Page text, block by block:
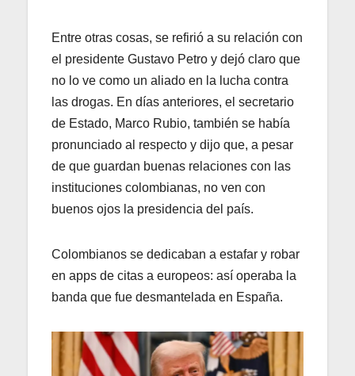
Entre otras cosas, se refirió a su relación con
el presidente Gustavo Petro y dejó claro que
no lo ve como un aliado en la lucha contra
las drogas. En días anteriores, el secretario
de Estado, Marco Rubio, también se había
pronunciado al respecto y dijo que, a pesar
de que guardan buenas relaciones con las
instituciones colombianas, no ven con
buenos ojos la presidencia del país.
Colombianos se dedicaban a estafar y robar
en apps de citas a europeos: así operaba la
banda que fue desmantelada en España.